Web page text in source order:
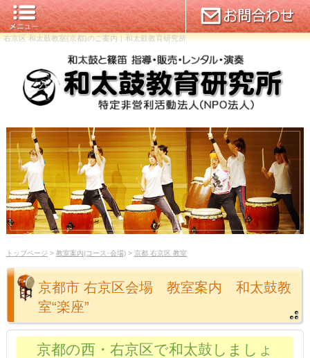
右京区 和太鼓教室(京都)のご案内｜和太鼓教育研究所
トップページ > 教室案内(コース･会場)> 京都 右京区 教室
京都市 右京区会場 教室案内 和太鼓教
室“楽座”
京都の西・右京区で和太鼓しましょ